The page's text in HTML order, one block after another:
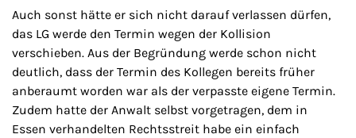
Auch sonst hätte er sich nicht darauf verlassen dürfen,
das LG werde den Termin wegen der Kollision
verschieben. Aus der Begründung werde schon nicht
deutlich, dass der Termin des Kollegen bereits früher
anberaumt worden war als der verpasste eigene Termin.
Zudem hatte der Anwalt selbst vorgetragen, dem in
Essen verhandelten Rechtsstreit habe ein einfach